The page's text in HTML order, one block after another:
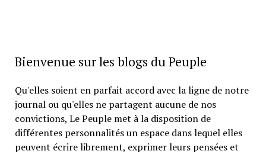
Bienvenue sur les blogs du Peuple
Qu'elles soient en parfait accord avec la ligne de notre
journal ou qu'elles ne partagent aucune de nos
convictions, Le Peuple met à la disposition de
différentes personnalités un espace dans lequel elles
peuvent écrire librement, exprimer leurs pensées et